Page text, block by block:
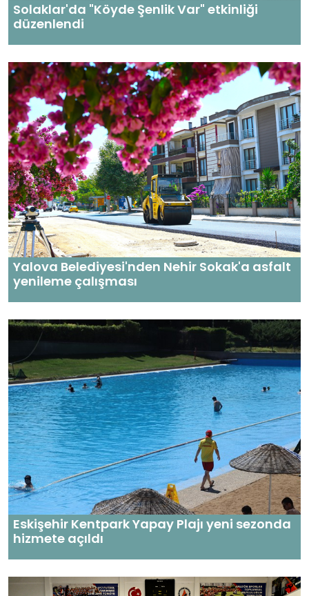
Solaklar'da "Köyde Şenlik Var" etkinliği
düzenlendi
Yalova Belediyesi'nden Nehir Sokak'a asfalt
yenileme çalışması
Eskişehir Kentpark Yapay Plajı yeni sezonda
hizmete açıldı